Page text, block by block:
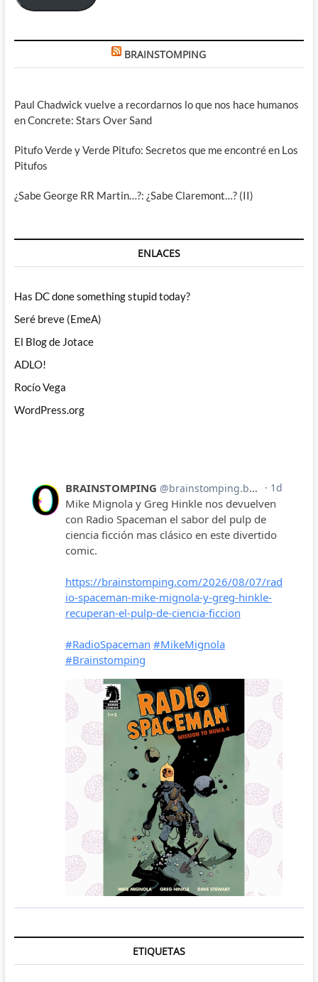
BRAINSTOMPING
Paul Chadwick vuelve a recordarnos lo que nos hace humanos
en Concrete: Stars Over Sand
Pitufo Verde y Verde Pitufo: Secretos que me encontré en Los
Pitufos
¿Sabe George RR Martin…?: ¿Sabe Claremont…? (II)
ENLACES
Has DC done something stupid today?
Seré breve (EmeA)
El Blog de Jotace
ADLO!
Rocío Vega
WordPress.org
ETIQUETAS